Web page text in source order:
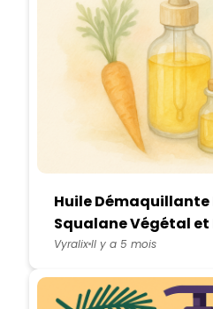
Huile
Squalane Végétal
Carotte
VyralixIl y a 5 mois